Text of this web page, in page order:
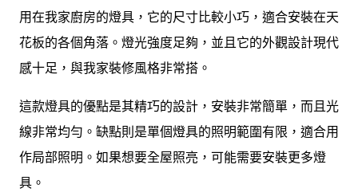
用在我家廚房的燈具，它的尺寸比較小巧，適合安裝在天
花板的各個角落。燈光強度足夠，並且它的外觀設計現代
感十足，與我家裝修風格非常搭。
這款燈具的優點是其精巧的設計，安裝非常簡單，而且光
線非常均勻。缺點則是單個燈具的照明範圍有限，適合用
作局部照明。如果想要全屋照亮，可能需要安裝更多燈
具。